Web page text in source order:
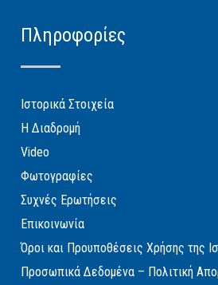
Πληροφορίες
Ιστορικά Στοιχεία
Η Διαδρομή
Video
Φωτογραφίες
Συχνές Ερωτήσεις
Επικοινωνία
Όροι και Προυποθέσεις Χρήσης της
Προσωπικά Δεδομένα – Πολιτική